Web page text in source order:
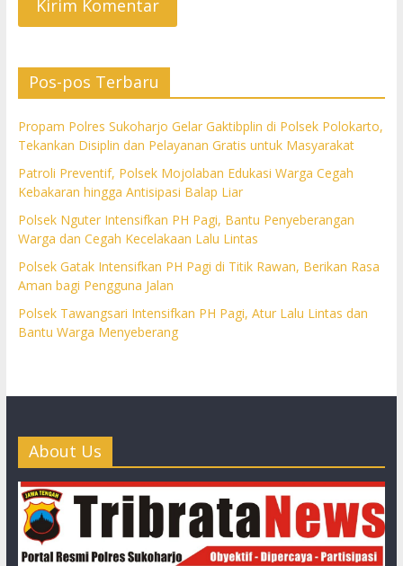
Pos-pos Terbaru
Propam Polres Sukoharjo Gelar Gaktibplin di Polsek Polokarto,
Tekankan Disiplin dan Pelayanan Gratis untuk Masyarakat
Patroli Preventif, Polsek Mojolaban Edukasi Warga Cegah
Kebakaran hingga Antisipasi Balap Liar
Polsek Nguter Intensifkan PH Pagi, Bantu Penyeberangan
Warga dan Cegah Kecelakaan Lalu Lintas
Polsek Gatak Intensifkan PH Pagi di Titik Rawan, Berikan Rasa
Aman bagi Pengguna Jalan
Polsek Tawangsari Intensifkan PH Pagi, Atur Lalu Lintas dan
Bantu Warga Menyeberang
About Us